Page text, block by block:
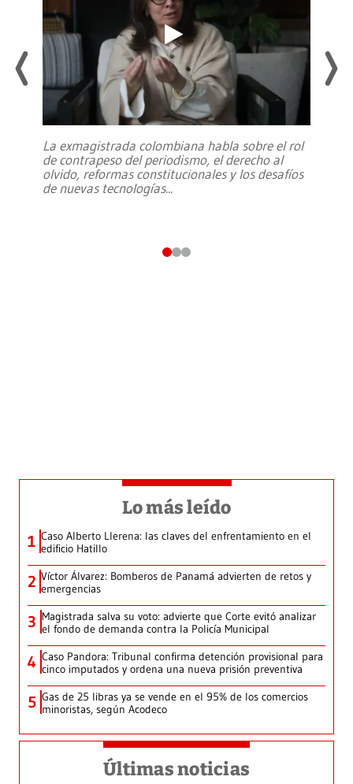
La exmagistrada colombiana habla sobre el rol
de contrapeso del periodismo, el derecho al
olvido, reformas constitucionales y los desafíos
de nuevas tecnologías...
Lo más leído
1 Caso Alberto Llerena: las claves del enfrentamiento en el
edificio Hatillo
2 Víctor Álvarez: Bomberos de Panamá advierten de retos y
emergencias
3 Magistrada salva su voto: advierte que Corte evitó analizar
el fondo de demanda contra la Policía Municipal
4 Caso Pandora: Tribunal confirma detención provisional para
cinco imputados y ordena una nueva prisión preventiva
5 Gas de 25 libras ya se vende en el 95% de los comercios
minoristas, según Acodeco
Últimas noticias